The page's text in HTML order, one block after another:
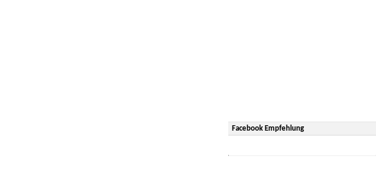
Facebook Empfehlung